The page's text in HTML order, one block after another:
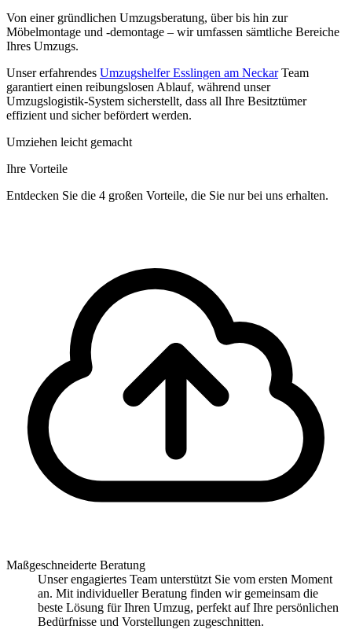
Von einer gründlichen Umzugsberatung, überbis hin zur
Möbelmontage und -demontage – wir umfassen sämtliche Bereiche
Ihres Umzugs.
Unser erfahrendes Umzugshelfer Esslingen am NeckarTeam
garantiert einen reibungslosen Ablauf, während unser
Umzugslogistik-System sicherstellt, dass all Ihre Besitztümer
effizient und sicher befördert werden.
Umziehen leicht gemacht
Ihre Vorteile
Entdecken Sie die 4 großen Vorteile, die Sie nur bei uns erhalten.
Maßgeschneiderte Beratung
Unser engagiertes Team unterstützt Sie vom ersten Moment
an. Mit individueller Beratung finden wir gemeinsam die
beste Lösung für Ihren Umzug, perfekt auf Ihre persönlichen
Bedürfnisse und Vorstellungen zugeschnitten.